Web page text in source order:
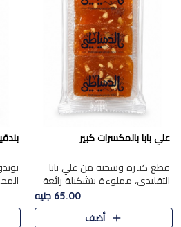
علي بابا بالمكسرات كبير
قطع كبيرة وسخية من علي بابا
التقليدي، مملوءة بتشكيلة رائعة
من المكسرات المحمصة المحمرة.
65.00 جنيه
أضف